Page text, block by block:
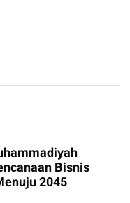
Bisnis
2045